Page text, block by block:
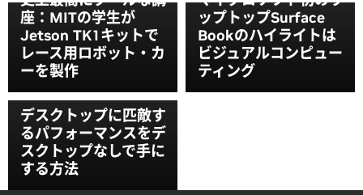
座：MITの学生が
Jetson TK1キットで
レース用ロボット・カ
ーを製作
ップトップSurface
Bookのハイライトは
ビジュアルコンピュー
ティング
デスクトップに匹敵す
るパフォーマンスをデ
スクトップなしで手に
する方法